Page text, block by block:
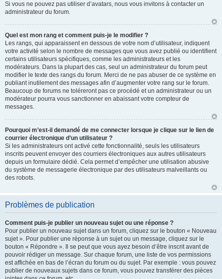
Si vous ne pouvez pas utiliser d’avatars, nous vous invitons à contacter un
administrateur du forum.
Quel est mon rang et comment puis-je le modifier ?
Les rangs, qui apparaissent en dessous de votre nom d’utilisateur, indiquent
votre activité selon le nombre de messages que vous avez publié ou identifient
certains utilisateurs spécifiques, comme les administrateurs et les
modérateurs. Dans la plupart des cas, seul un administrateur du forum peut
modifier le texte des rangs du forum. Merci de ne pas abuser de ce système en
publiant inutilement des messages afin d’augmenter votre rang sur le forum.
Beaucoup de forums ne toléreront pas ce procédé et un administrateur ou un
modérateur pourra vous sanctionner en abaissant votre compteur de
messages.
Pourquoi m’est-il demandé de me connecter lorsque je clique sur le lien de
courrier électronique d’un utilisateur ?
Si les administrateurs ont activé cette fonctionnalité, seuls les utilisateurs
inscrits peuvent envoyer des courriers électroniques aux autres utilisateurs
depuis un formulaire dédié. Cela permet d’empêcher une utilisation abusive
du système de messagerie électronique par des utilisateurs malveillants ou
des robots.
Problèmes de publication
Comment puis-je publier un nouveau sujet ou une réponse ?
Pour publier un nouveau sujet dans un forum, cliquez sur le bouton « Nouveau
sujet ». Pour publier une réponse à un sujet ou un message, cliquez sur le
bouton « Répondre ». Il se peut que vous ayez besoin d’être inscrit avant de
pouvoir rédiger un message. Sur chaque forum, une liste de vos permissions
est affichée en bas de l’écran du forum ou du sujet. Par exemple : vous pouvez
publier de nouveaux sujets dans ce forum, vous pouvez transférer des pièces